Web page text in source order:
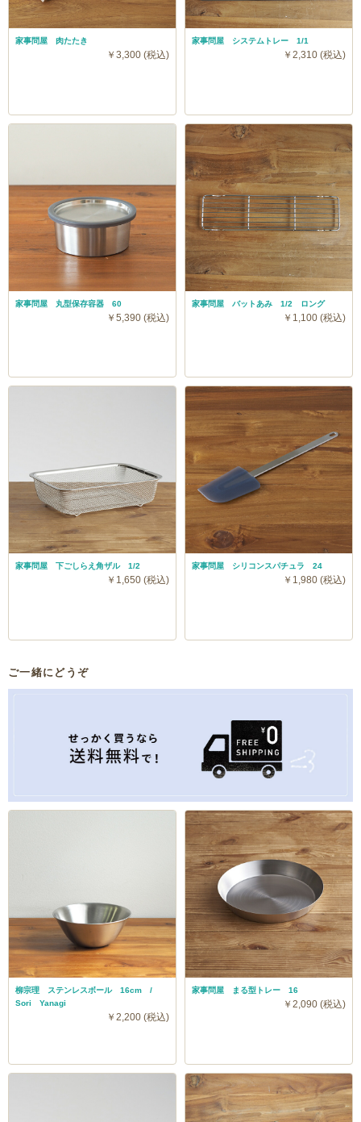
家事問屋 肉たたき
￥3,300 (税込)
家事問屋 システムトレー 1/1
￥2,310 (税込)
家事問屋 丸型保存容器 60
￥5,390 (税込)
家事問屋 バットあみ 1/2 ロング
￥1,100 (税込)
家事問屋 下ごしらえ角ザル 1/2
￥1,650 (税込)
家事問屋 シリコンスパチュラ 24
￥1,980 (税込)
ご一緒にどうぞ
柳宗理 ステンレスボール 16cm /
Sori Yanagi
￥2,200 (税込)
家事問屋 まる型トレー 16
￥2,090 (税込)